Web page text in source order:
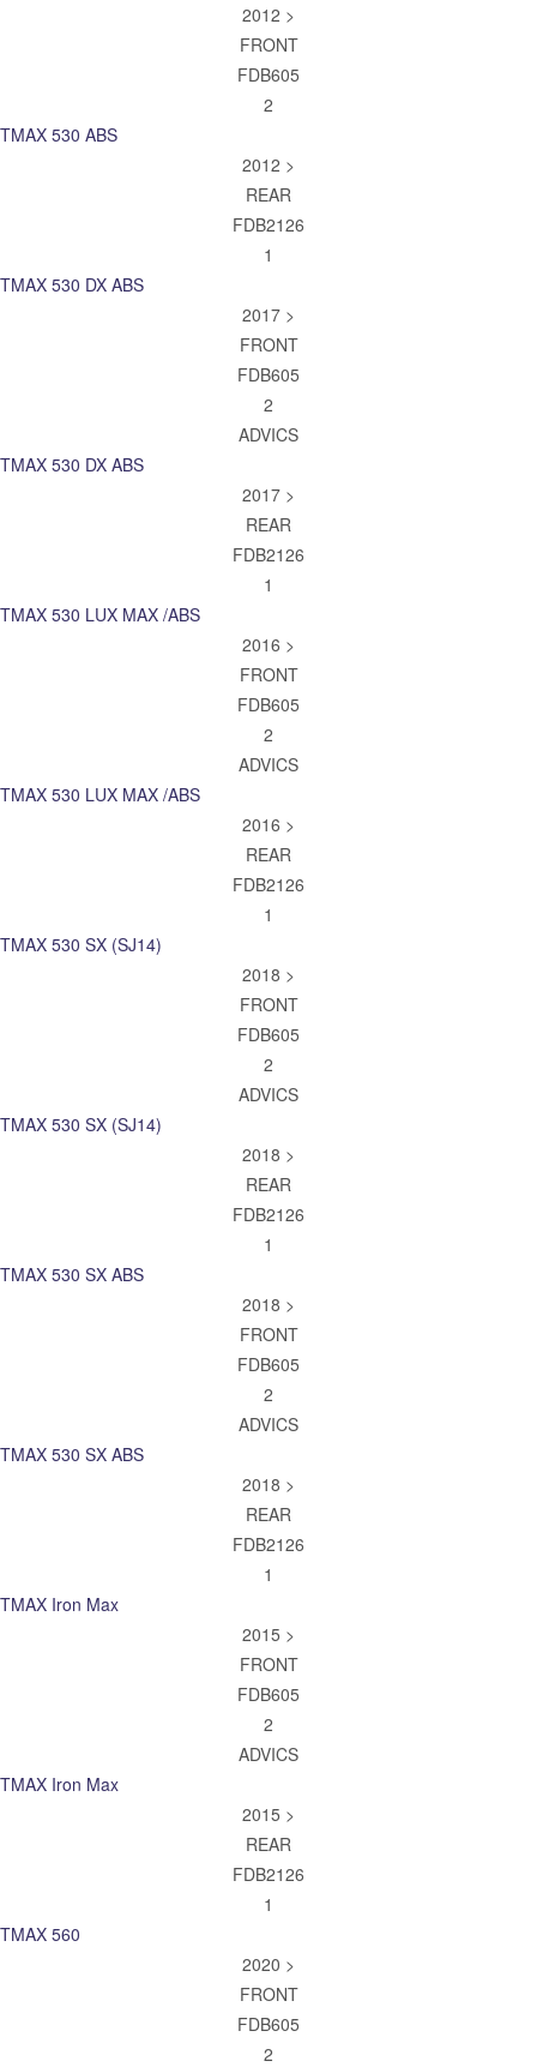
2012 >
FRONT
FDB605
2
TMAX 530 ABS
2012 >
REAR
FDB2126
1
TMAX 530 DX ABS
2017 >
FRONT
FDB605
2
ADVICS
TMAX 530 DX ABS
2017 >
REAR
FDB2126
1
TMAX 530 LUX MAX /ABS
2016 >
FRONT
FDB605
2
ADVICS
TMAX 530 LUX MAX /ABS
2016 >
REAR
FDB2126
1
TMAX 530 SX (SJ14)
2018 >
FRONT
FDB605
2
ADVICS
TMAX 530 SX (SJ14)
2018 >
REAR
FDB2126
1
TMAX 530 SX ABS
2018 >
FRONT
FDB605
2
ADVICS
TMAX 530 SX ABS
2018 >
REAR
FDB2126
1
TMAX Iron Max
2015 >
FRONT
FDB605
2
ADVICS
TMAX Iron Max
2015 >
REAR
FDB2126
1
TMAX 560
2020 >
FRONT
FDB605
2